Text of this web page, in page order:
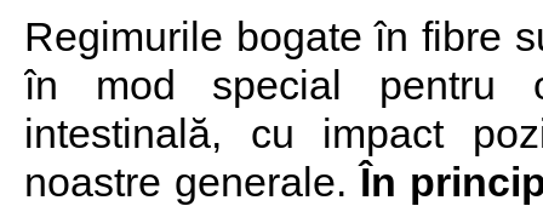
Regimurile bogate în fibre
în mod special pentru
intestinală, cu impact
noastre generale.În